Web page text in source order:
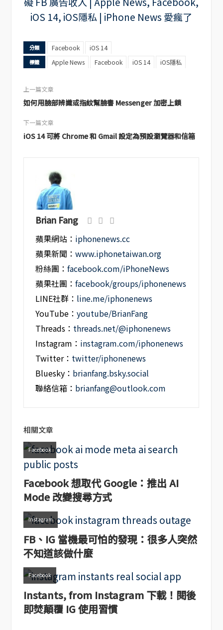
分類 Facebook iOS 14
標籤 Apple News Facebook iOS 14 iOS隱私
上一篇文章
如何用臉部辨識或指紋幫臉書 Messenger 加密上鎖
下一篇文章
iOS 14 可將 Chrome 和 Gmail 設定為預設瀏覽器和信箱
Brian Fang
蘋果網站： iphonenews.cc
蘋果新聞：www.iphonetaiwan.org
粉絲團：facebook.com/iPhoneNews
蘋果社團：facebook/groups/iphonenews
LINE社群： line.me/iphonenews
YouTube：youtube/BrianFang
Threads： threads.net/@iphonenews
Instagram： instagram.com/iphonenews
Twitter： twitter/iphonenews
Bluesky： brianfang.bsky.social
聯絡信箱： brianfang@outlook.com
相關文章
Facebook
Facebook 想取代 Google：推出 AI
Mode 改變搜尋方式
Instagram
FB、IG 當機最可怕的發現：很多人突然
不知道該做什麼
Facebook
Instants, from Instagram 下載！閱後
即焚顛覆 IG 使用習慣